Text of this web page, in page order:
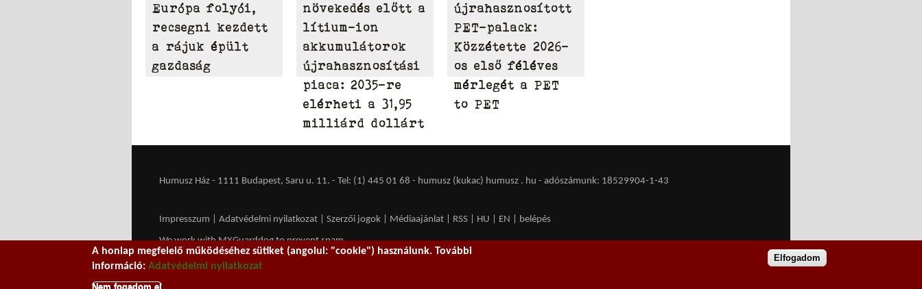
Európa folyói,
recsegni kezdett
a rájuk épült
gazdaság
növekedés előtt a
lítium-ion
akkumulátorok
újrahasznosítási
piaca: 2035-re
elérheti a 31,95
milliárd dollárt
újrahasznosított
PET-palack:
Közzétette 2026-
os első féléves
mérlegét a PET
to PET
Humusz Ház - 1111 Budapest, Saru u. 11. - Tel: (1) 445 01 68 - humusz (kukac) humusz . hu - adószámunk: 18529904-1-43
Impresszum Adatvédelmi nyilatkozat Szerzői jogok Médiaajánlat RSS HU EN belépés
We work withMXGuarddogto prevent spam.
A honlap megfelelő működéséhez sütiket (angolul: "cookie") használunk. További
információ:Adatvédelmi nyilatkozat
Nem fogadom el
Elfogadom